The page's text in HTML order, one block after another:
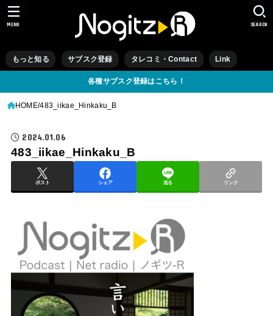
もっと知る サブスク登録 タレコミ・Contact Link
SEARCH
MENU
各種サブスク登録はこちら！
HOME 483_iikae_Hinkaku_B
2024.01.06
483_iikae_Hinkaku_B
ポスト シェア 送る リンク